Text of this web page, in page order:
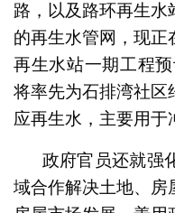
路，以及路环再生水
的再生水管网，现
再生水站一期工程
将率先为石排湾社区
应再生水，主要用于
政府官员还就强
域合作解决土地、房